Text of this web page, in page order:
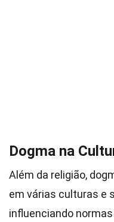
Dogma na
Além da religião,
em várias culturas e
influenciando